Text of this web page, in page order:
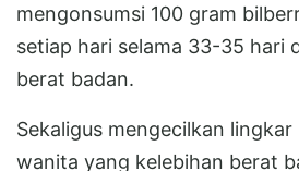
mengonsumsi 100 gram
setiap hari selama 33-35 hari
berat badan.
Sekaligus mengecilkan
wanita yang kelebihan berat